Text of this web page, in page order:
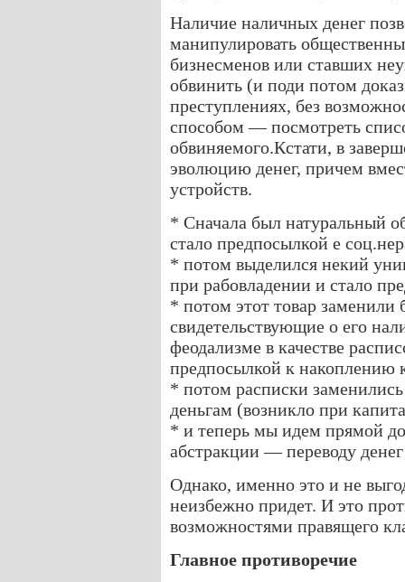
Наличие наличных денег
манипулировать
бизнесменов или ставших
обвинить (и поди потом
преступлениях, без
способом — посмотреть
обвиняемого.Кстати, в
эволюцию денег, причем
устройств.
* Сначала был натуральный
стало предпосылкой е
* потом выделился некий
при рабовладении и стало
* потом этот товар
свидетельствующие о его
феодализме в качестве
предпосылкой к накоплению
* потом расписки
деньгам (возникло при
* и теперь мы идем прямой
абстракции — переводу
Однако, именно это и не
неизбежно придет. И это
возможностями правящего
Главное противоречие